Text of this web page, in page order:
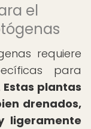
el
requiere
para
Estas plantas
drenados,
ligeramente